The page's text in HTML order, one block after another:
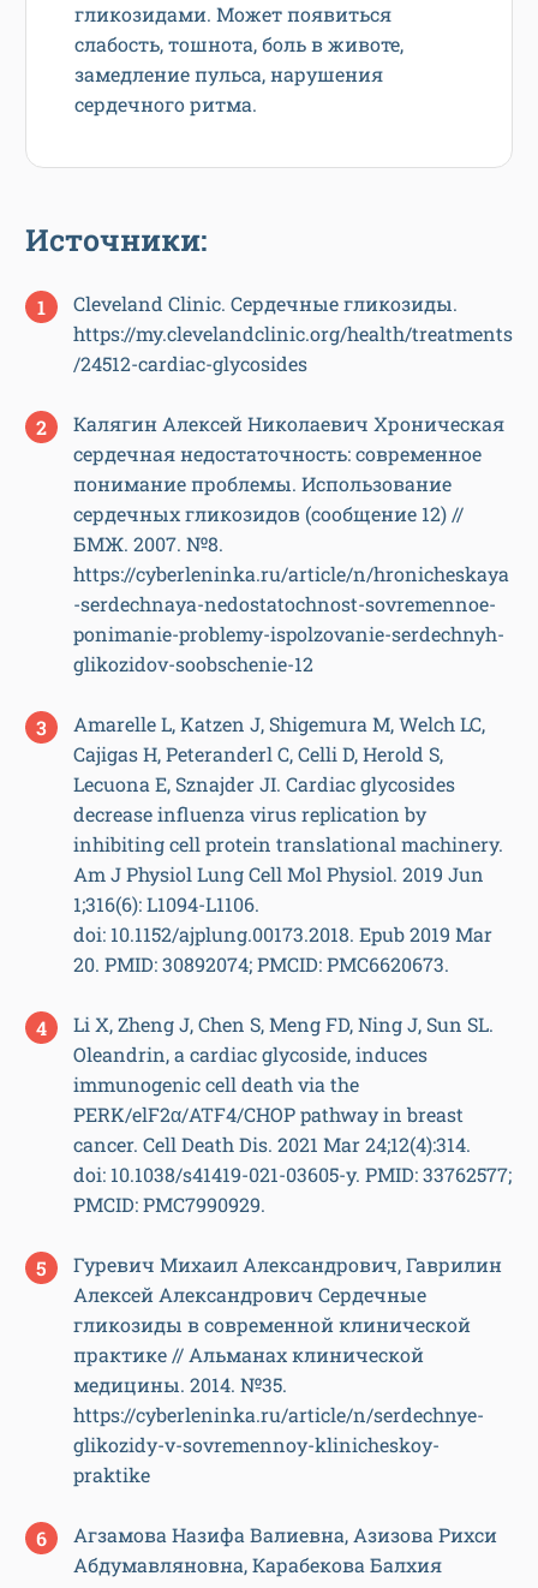
гликозидами. Может появиться
слабость, тошнота, боль в животе,
замедление пульса, нарушения
сердечного ритма.
Источники:
Cleveland Clinic. Сердечные гликозиды.
https://my.clevelandclinic.org/health/treatments
/24512-cardiac-glycosides
Калягин Алексей Николаевич Хроническая
сердечная недостаточность: современное
понимание проблемы. Использование
сердечных гликозидов (сообщение 12) //
БМЖ. 2007. №8.
https://cyberleninka.ru/article/n/hronicheskaya
-serdechnaya-nedostatochnost-sovremennoe-
ponimanie-problemy-ispolzovanie-serdechnyh-
glikozidov-soobschenie-12
Amarelle L, Katzen J, Shigemura M, Welch LC,
Cajigas H, Peteranderl C, Celli D, Herold S,
Lecuona E, Sznajder JI. Cardiac glycosides
decrease influenza virus replication by
inhibiting cell protein translational machinery.
Am J Physiol Lung Cell Mol Physiol. 2019 Jun
1;316(6): L1094-L1106.
doi: 10.1152/ajplung.00173.2018. Epub 2019 Mar
20. PMID: 30892074; PMCID: PMC6620673.
Li X, Zheng J, Chen S, Meng FD, Ning J, Sun SL.
Oleandrin, a cardiac glycoside, induces
immunogenic cell death via the
PERK/elF2α/ATF4/CHOP pathway in breast
cancer. Cell Death Dis. 2021 Mar 24;12(4):314.
doi: 10.1038/s41419-021-03605-y. PMID: 33762577;
PMCID: PMC7990929.
Гуревич Михаил Александрович, Гаврилин
Алексей Александрович Сердечные
гликозиды в современной клинической
практике // Альманах клинической
медицины. 2014. №35.
https://cyberleninka.ru/article/n/serdechnye-
glikozidy-v-sovremennoy-klinicheskoy-
praktike
Агзамова Назифа Валиевна, Азизова Рихси
Абдумавляновна, Карабекова Балхия